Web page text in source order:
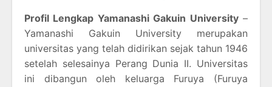
Profil Lengkap Yamanashi Gakuin University–
Yamanashi Gakuin University merupakan
universitas yang telah didirikan sejak tahun 1946
setelah selesainya Perang Dunia II. Universitas
ini dibangun oleh keluarga Furuya (Furuya